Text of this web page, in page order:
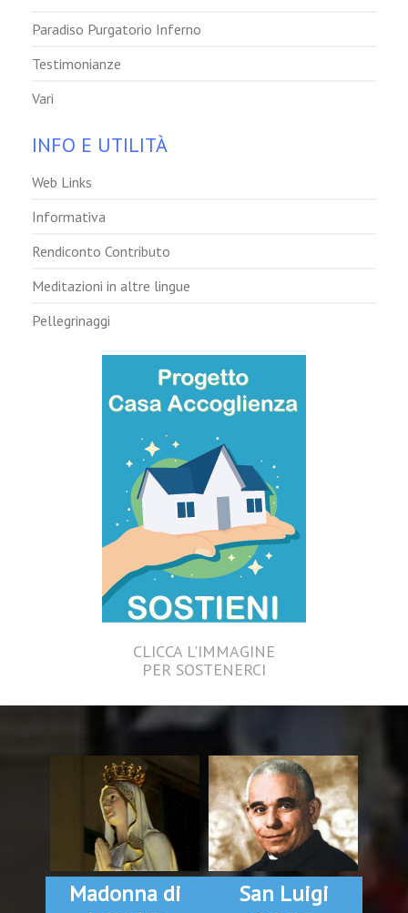
Paradiso Purgatorio Inferno
Testimonianze
Vari
INFO E UTILITÀ
Web Links
Informativa
Rendiconto Contributo
Meditazioni in altre lingue
Pellegrinaggi
CLICCA L'IMMAGINE
PER SOSTENERCI
Madonna di
San Luigi